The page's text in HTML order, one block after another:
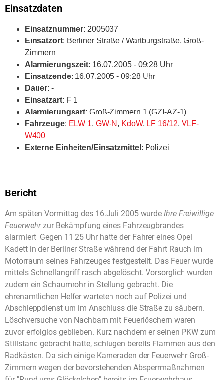
Einsatzdaten
Einsatznummer: 2005037
Einsatzort: Berliner Straße / Wartburgstraße, Groß-
Zimmern
Alarmierungszeit: 16.07.2005 - 09:28 Uhr
Einsatzende: 16.07.2005 - 09:28 Uhr
Dauer: -
Einsatzart: F 1
Alarmierungsart: Groß-Zimmern 1 (GZI-AZ-1)
Fahrzeuge: ELW 1, GW-N , KdoW, LF 16/12, VLF-
W400
Externe Einheiten/Einsatzmittel : Polizei
Bericht
Am späten Vormittag des 16.Juli 2005 wurde Ihre Freiwillige
Feuerwehrzur Bekämpfung eines Fahrzeugbrandes
alarmiert. Gegen 11:25 Uhr hatte der Fahrer eines Opel
Kadett in der Berliner Straße während der Fahrt Rauch im
Motorraum seines Fahrzeuges festgestellt. Das Feuer wurde
mittels Schnellangriff rasch abgelöscht. Vorsorglich wurden
zudem ein Schaumrohr in Stellung gebracht. Die
ehrenamtlichen Helfer warteten noch auf Polizei und
Abschleppdienst um im Anschluss die Straße zu säubern.
Löschversuche von Nachbarn mit Feuerlöschern waren
zuvor erfolglos geblieben. Kurz nachdem er seinen PKW zum
Stillstand gebracht hatte, schlugen bereits Flammen aus den
Radkästen. Da sich einige Kameraden der Feuerwehr Groß-
Zimmern wegen der bevorstehenden Absperrmaßnahmen